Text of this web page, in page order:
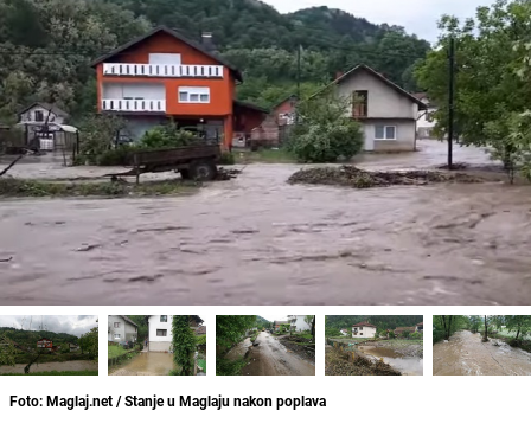
Foto: Maglaj.net / Stanje u Maglaju nakon poplava